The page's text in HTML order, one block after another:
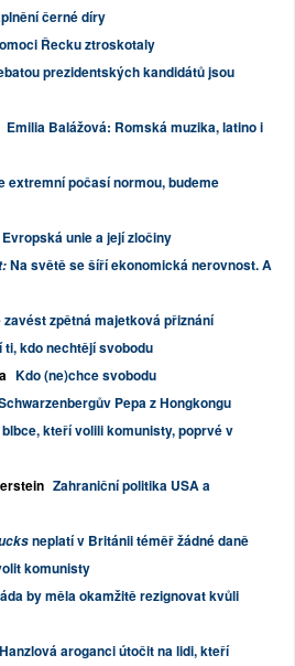
černé díry
Řecku ztroskotaly
prezidentských kandidátů jsou
Emilia Balážová: Romská muzika, latino i
extremní počasí normou, budeme
Evropská unie a její zločiny
Na světě se šíří ekonomická nerovnost. A
zpětná majetková přiznání
kdo nechtějí svobodu
Kdo (ne)chce svobodu
Pepa z Hongkongu
kteří volili komunisty, poprvé v
Zahraniční politika USA a
neplatí v Británii téměř žádné daně
komunisty
by měla okamžitě rezignovat kvůli
aroganci útočit na lidi, kteří